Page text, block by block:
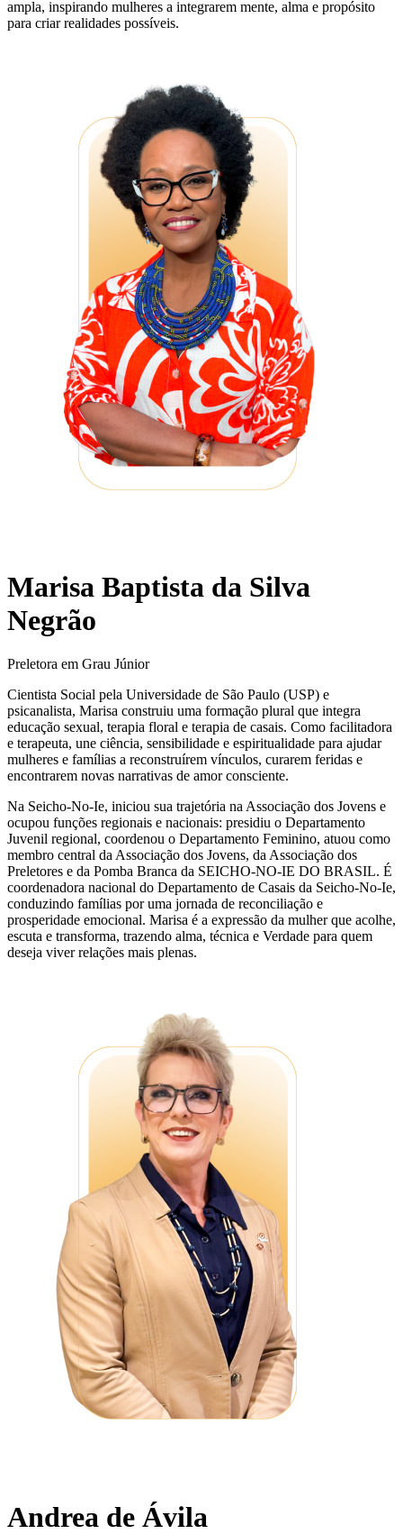
ampla, inspirando mulheres a integrarem mente, alma e propósito
para criar realidades possíveis.
Marisa Baptista da Silva
Negrão
Preletora em Grau Júnior
Cientista Social pela Universidade de São Paulo (USP) e
psicanalista, Marisa construiu uma formação plural que integra
educação sexual, terapia floral e terapia de casais. Como facilitadora
e terapeuta, une ciência, sensibilidade e espiritualidade para ajudar
mulheres e famílias a reconstruírem vínculos, curarem feridas e
encontrarem novas narrativas de amor consciente.
Na Seicho-No-Ie, iniciou sua trajetória na Associação dos Jovens e
ocupou funções regionais e nacionais: presidiu o Departamento
Juvenil regional, coordenou o Departamento Feminino, atuou como
membro central da Associação dos Jovens, da Associação dos
Preletores e da Pomba Branca da SEICHO-NO-IE DO BRASIL. É
coordenadora nacional do Departamento de Casais da Seicho-No-Ie,
conduzindo famílias por uma jornada de reconciliação e
prosperidade emocional. Marisa é a expressão da mulher que acolhe,
escuta e transforma, trazendo alma, técnica e Verdade para quem
deseja viver relações mais plenas.
Andrea de Ávila